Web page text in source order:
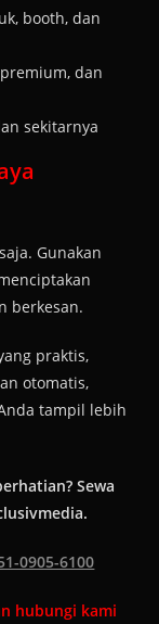
booth, dan
dan
sekitarnya
Gunakan
berkesan.
praktis,
otomatis,
tampil lebih
Sewa
0905-6100
hubungi kami